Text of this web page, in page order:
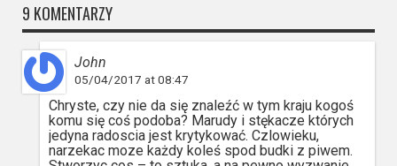
9 KOMENTARZY
John
05/04/2017 at 08:47
Chryste, czy nie da się znaleźć w tym kraju kogoś
komu się coś podoba? Marudy i stękacze których
jedyna radoscia jest krytykować. Czlowieku,
narzekac moze każdy koleś spod budki z piwem.